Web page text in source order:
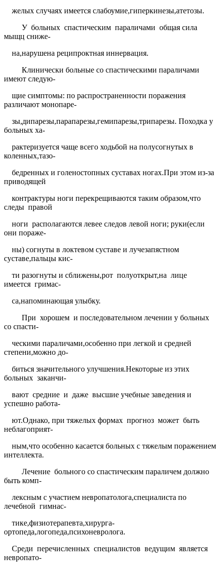
желых случаях имеется слабоумие,гиперкинезы,атетозы.
У больных спастическим параличами общая сила
мыщц сниже-
на,нарушена реципроктная иннервация.
Клинически больные со спастическими параличами
имеют следую-
щие симптомы: по распространенности поражения
различают монопаре-
зы,дипарезы,парапарезы,гемипарезы,трипарезы. Походка у
больных ха-
рактеризуется чаще всего ходьбой на полусогнутых в
коленных,тазо-
бедренных и голеностопных суставах ногах.При этом из-за
приводящей
контрактуры ноги перекрещиваются таким образом,что
следы правой
ноги располагаются левее следов левой ноги; руки(если
они пораже-
ны) согнуты в локтевом суставе и лучезапястном
суставе,пальцы кис-
ти разогнуты и сближены,рот полуоткрыт,на лице
имеется гримас-
са,напоминающая улыбку.
При хорошем и последовательном лечении у больных
со спасти-
ческими параличами,особенно при легкой и средней
степени,можно до-
биться значительного улучшения.Некоторые из этих
больных заканчи-
вают средние и даже высшие учебные заведения и
успешно работа-
ют.Однако, при тяжелых формах прогноз может быть
неблагоприят-
ным,что особенно касается больных с тяжелым поражением
интеллекта.
Лечение больного со спастическим параличем должно
быть комп-
лексным с участием невропатолога,специалиста по
лечебной гимнас-
тике,физиотерапевта,хирурга-
ортопеда,логопеда,психоневролога.
Среди перечисленных специалистов ведущим является
невропато-